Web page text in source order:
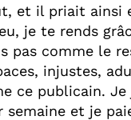
et il priait ainsi
je te rends
pas comme le
injustes,
ce publicain. Je
semaine et je